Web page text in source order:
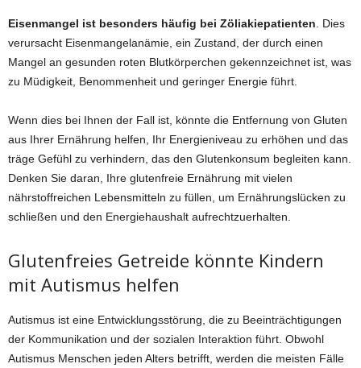
Eisenmangel ist besonders häufig bei Zöliakiepatienten. Dies
verursacht Eisenmangelanämie, ein Zustand, der durch einen
Mangel an gesunden roten Blutkörperchen gekennzeichnet ist, was
zu Müdigkeit, Benommenheit und geringer Energie führt.
Wenn dies bei Ihnen der Fall ist, könnte die Entfernung von Gluten
aus Ihrer Ernährung helfen, Ihr Energieniveau zu erhöhen und das
träge Gefühl zu verhindern, das den Glutenkonsum begleiten kann.
Denken Sie daran, Ihre glutenfreie Ernährung mit vielen
nährstoffreichen Lebensmitteln zu füllen, um Ernährungslücken zu
schließen und den Energiehaushalt aufrechtzuerhalten.
Glutenfreies Getreide könnte Kindern
mit Autismus helfen
Autismus ist eine Entwicklungsstörung, die zu Beeinträchtigungen
der Kommunikation und der sozialen Interaktion führt. Obwohl
Autismus Menschen jeden Alters betrifft, werden die meisten Fälle